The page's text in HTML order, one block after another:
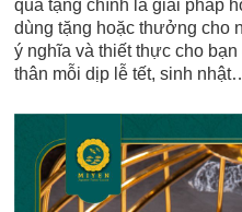
quà tặng chính là giải pháp
dùng tặng hoặc thưởng cho
ý nghĩa và thiết thực cho
thân mỗi dịp lễ tết, sinh